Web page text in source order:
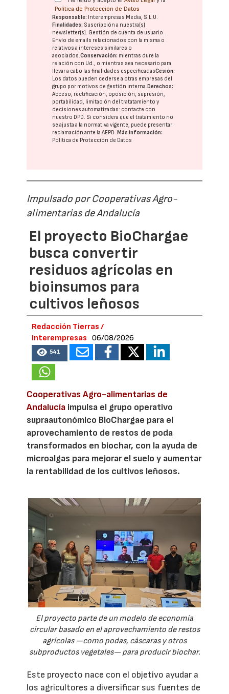
Política de Protección de Datos
Responsable: Interempresas Media, S.L.U.
Finalidades: Suscripción a nuestra(s)
newsletter(s). Gestión de cuenta de usuario.
Envío de emails relacionados con la misma o
relativos a intereses similares o
asociados.Conservación: mientras dure la
relación con Ud., o mientras sea necesario para
llevar a cabo las finalidades especificadasCesión:
Los datos pueden cederse a otras empresas del
grupo por motivos de gestión interna. Derechos:
Acceso, rectificación, oposición, supresión,
portabilidad, limitación del tratatamiento y
decisiones automatizadas: contacte con
nuestro DPD. Si considera que el tratamiento no
se ajusta a la normativa vigente, puede presentar
reclamación ante laAEPD. Más información:
Política de Protección de Datos
Impulsado por Cooperativas Agro-
alimentarias de Andalucía
El proyecto BioChargae
busca convertir
residuos agrícolas en
bioinsumos para
cultivos leñosos
Redacción Tierras /
Interempresas
06/08/2026
541
Cooperativas Agro-alimentarias de
Andalucía impulsa el grupo operativo
supraautonómico BioChargae para el
aprovechamiento de restos de poda
transformados en biochar, con la ayuda de
microalgas para mejorar el suelo y aumentar
la rentabilidad de los cultivos leñosos.
El proyecto parte de un modelo de economía
circular basado en el aprovechamiento de restos
agrícolas —como podas, cáscaras y otros
subproductos vegetales— para producir biochar.
Este proyecto nace con el objetivo ayudar a
los agricultores a diversificar sus fuentes de